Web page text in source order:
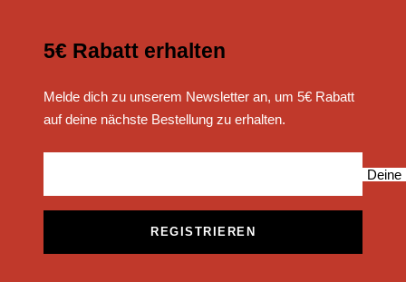
5€ Rabatt erhalten
Melde dich zu unserem Newsletter an, um 5€ Rabatt
auf deine nächste Bestellung zu erhalten.
Deine
REGISTRIEREN